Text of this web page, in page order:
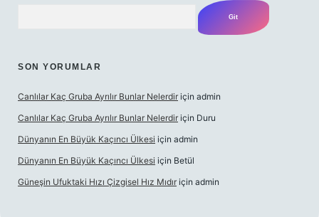
SON YORUMLAR
Canlılar Kaç Gruba Ayrılır Bunlar Nelerdir için admin
Canlılar Kaç Gruba Ayrılır Bunlar Nelerdir için Duru
Dünyanın En Büyük Kaçıncı Ülkesi için admin
Dünyanın En Büyük Kaçıncı Ülkesi için Betül
Güneşin Ufuktaki Hızı Çizgisel Hız Mıdır için admin